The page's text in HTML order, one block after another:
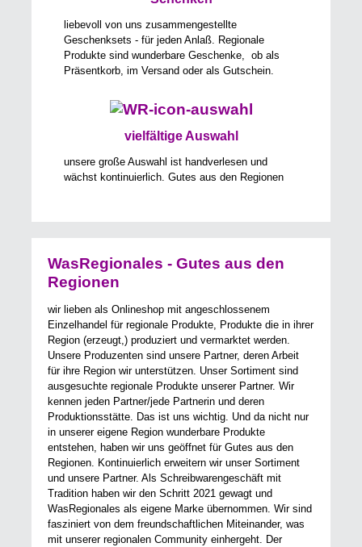
liebevoll von uns zusammengestellte
Geschenksets - für jeden Anlaß. Regionale
Produkte sind wunderbare Geschenke, ob als
Präsentkorb, im Versand oder als Gutschein.
vielfältige Auswahl
unsere große Auswahl ist handverlesen und
wächst kontinuierlich. Gutes aus den Regionen
WasRegionales - Gutes aus den
Regionen
wir lieben als Onlineshop mit angeschlossenem
Einzelhandel für regionale Produkte, Produkte die in ihrer
Region (erzeugt,) produziert und vermarktet werden.
Unsere Produzenten sind unsere Partner, deren Arbeit
für ihre Region wir unterstützen. Unser Sortiment sind
ausgesuchte regionale Produkte unserer Partner. Wir
kennen jeden Partner/jede Partnerin und deren
Produktionsstätte. Das ist uns wichtig. Und da nicht nur
in unserer eigene Region wunderbare Produkte
entstehen, haben wir uns geöffnet für Gutes aus den
Regionen. Kontinuierlich erweitern wir unser Sortiment
und unsere Partner. Als Schreibwarengeschäft mit
Tradition haben wir den Schritt 2021 gewagt und
WasRegionales als eigene Marke übernommen. Wir sind
fasziniert von dem freundschaftlichen Miteinander, was
mit unserer regionalen Community einhergeht. Der